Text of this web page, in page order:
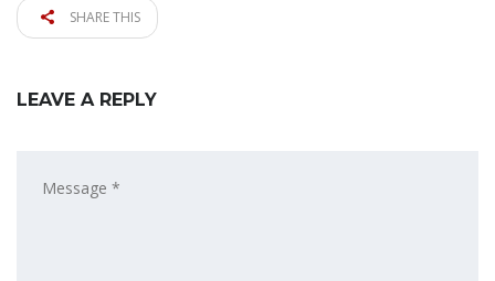
SHARE THIS
LEAVE A REPLY